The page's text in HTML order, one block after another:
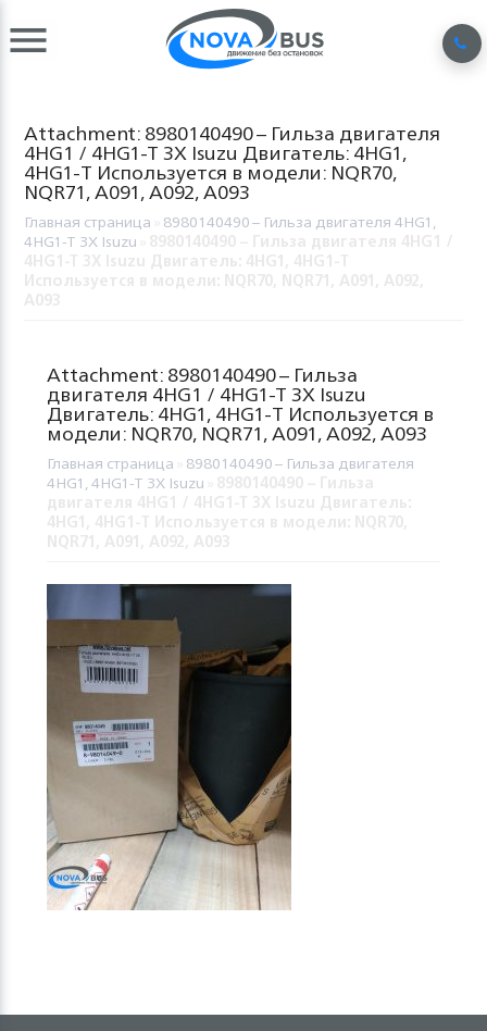
Attachment: 8980140490 – Гильза двигателя
4HG1 / 4HG1-T 3X Isuzu Двигатель: 4HG1,
4HG1-Т Используется в модели: NQR70,
NQR71, A091, A092, A093
Главная страница 8980140490 – Гильза двигателя 4HG1,
4HG1-T 3X Isuzu
Attachment: 8980140490 – Гильза
двигателя 4HG1 / 4HG1-T 3X Isuzu
Двигатель: 4HG1, 4HG1-Т Используется в
модели: NQR70, NQR71, A091, A092, A093
Главная страница 8980140490 – Гильза двигателя
4HG1, 4HG1-T 3X Isuzu